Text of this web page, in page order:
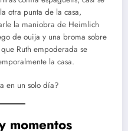
otra punta de la casa,
la maniobra de Heimlich
de ouija y una broma sobre
Ruth empoderada se
la casa.
en un solo día?
momentos